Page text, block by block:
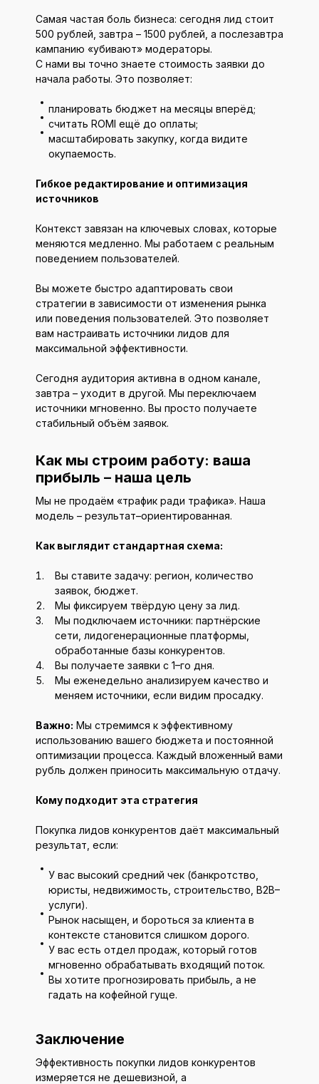
Самая частая боль бизнеса: сегодня лид стоит
500 рублей, завтра – 1500 рублей, а послезавтра
кампанию «убивают» модераторы.
С нами вы точно знаете стоимость заявки до
начала работы. Это позволяет:
планировать бюджет на месяцы вперёд;
считать ROMI ещё до оплаты;
масштабировать закупку, когда видите
окупаемость.
Гибкое редактирование и оптимизация
источников
Контекст завязан на ключевых словах, которые
меняются медленно. Мы работаем с реальным
поведением пользователей.
Вы можете быстро адаптировать свои
стратегии в зависимости от изменения рынка
или поведения пользователей. Это позволяет
вам настраивать источники лидов для
максимальной эффективности.
Сегодня аудитория активна в одном канале,
завтра – уходит в другой. Мы переключаем
источники мгновенно. Вы просто получаете
стабильный объём заявок.
Как мы строим работу: ваша
прибыль – наша цель
Мы не продаём «трафик ради трафика». Наша
модель – результат–ориентированная.
Как выглядит стандартная схема:
Вы ставите задачу: регион, количество
заявок, бюджет.
Мы фиксируем твёрдую цену за лид.
Мы подключаем источники: партнёрские
сети, лидогенерационные платформы,
обработанные базы конкурентов.
Вы получаете заявки с 1–го дня.
Мы еженедельно анализируем качество и
меняем источники, если видим просадку.
Важно: Мы стремимся к эффективному
использованию вашего бюджета и постоянной
оптимизации процесса. Каждый вложенный вами
рубль должен приносить максимальную отдачу.
Кому подходит эта стратегия
Покупка лидов конкурентов даёт максимальный
результат, если:
У вас высокий средний чек (банкротство,
юристы, недвижимость, строительство, B2B–
услуги).
Рынок насыщен, и бороться за клиента в
контексте становится слишком дорого.
У вас есть отдел продаж, который готов
мгновенно обрабатывать входящий поток.
Вы хотите прогнозировать прибыль, а не
гадать на кофейной гуще.
Заключение
Эффективность покупки лидов конкурентов
измеряется не дешевизной, а